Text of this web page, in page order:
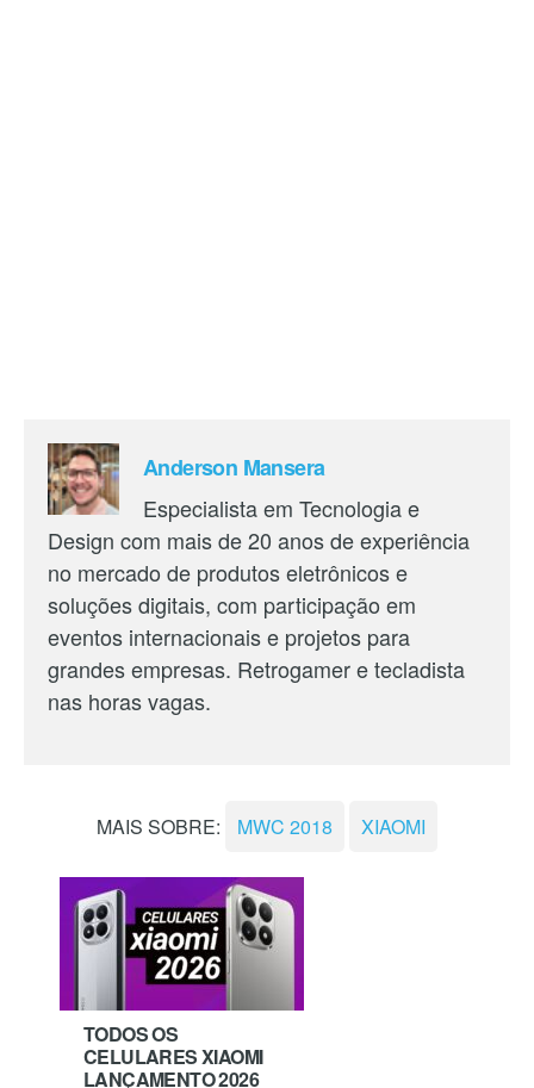
Anderson Mansera
Especialista em Tecnologia e
Design com mais de 20 anos de experiência
no mercado de produtos eletrônicos e
soluções digitais, com participação em
eventos internacionais e projetos para
grandes empresas. Retrogamer e tecladista
nas horas vagas.
MAIS SOBRE: MWC 2018 XIAOMI
TODOS OS
CELULARES XIAOMI
LANÇAMENTO 2026